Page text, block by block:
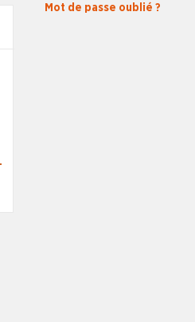
Mot de passe oublié ?